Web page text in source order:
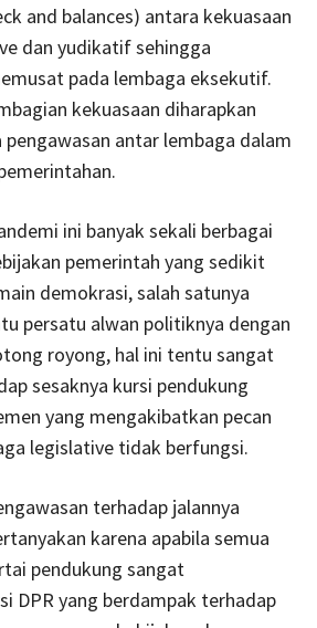
and balances) antara kekuasaan
dan yudikatif sehingga
pada lembaga eksekutif.
kekuasaan diharapkan
pengawasan antar lembaga dalam
ini banyak sekali berbagai
pemerintah yang sedikit
demokrasi, salah satunya
persatu alwan politiknya dengan
royong, hal ini tentu sangat
sesaknya kursi pendukung
yang mengakibatkan pecan
legislative tidak berfungsi.
terhadap jalannya
karena apabila semua
pendukung sangat
DPR yang berdampak terhadap